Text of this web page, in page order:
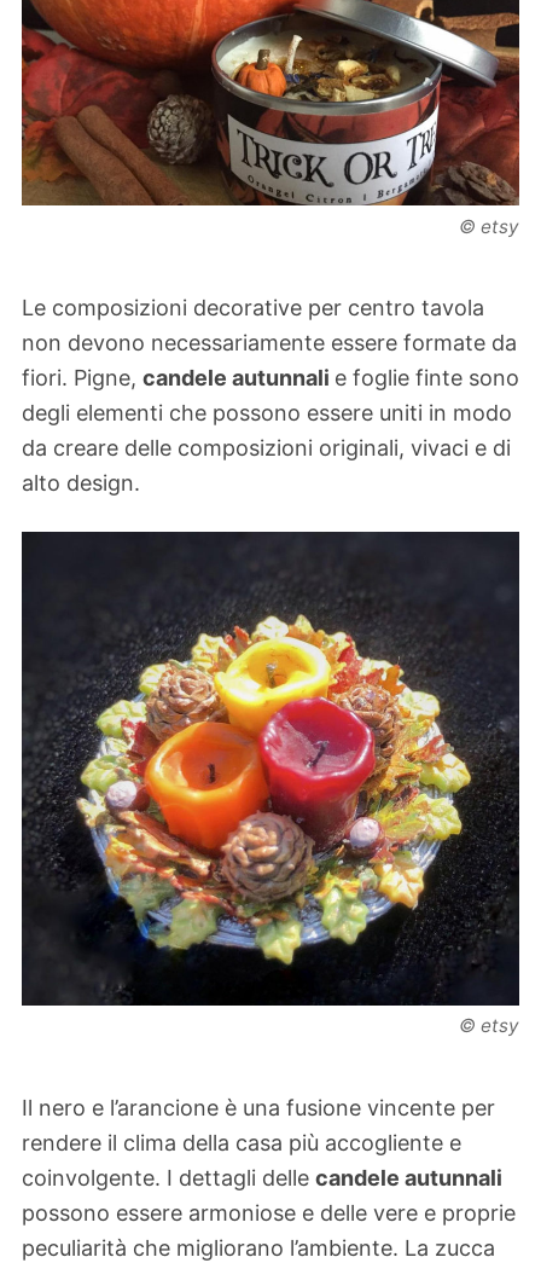
© etsy
Le composizioni decorative per centro tavola
non devono necessariamente essere formate da
fiori. Pigne, candele autunnali e foglie finte sono
degli elementi che possono essere uniti in modo
da creare delle composizioni originali, vivaci e di
alto design.
© etsy
Il nero e l’arancione è una fusione vincente per
rendere il clima della casa più accogliente e
coinvolgente. I dettagli delle candele autunnali
possono essere armoniose e delle vere e proprie
peculiarità che migliorano l’ambiente. La zucca